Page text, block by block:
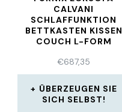
CALVANI
SCHLAFFUNKTION
BETTKASTEN KISSEN
COUCH L-FORM
€687,35
ÜBERZEUGEN SIE
SICH SELBST!